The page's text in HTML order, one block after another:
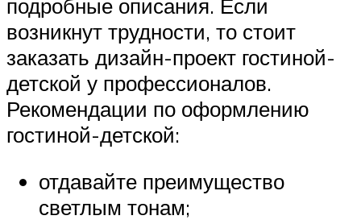
подробные описания. Если
возникнут трудности, то стоит
заказать дизайн-проект гостиной-
детской у профессионалов.
Рекомендации по оформлению
гостиной-детской:
отдавайте преимущество
светлым тонам;